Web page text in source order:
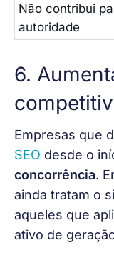
Não contribui
autoridade
6.
Empresas que
SEO desde o
concorrência.
ainda tratam o
aqueles que
ativo de